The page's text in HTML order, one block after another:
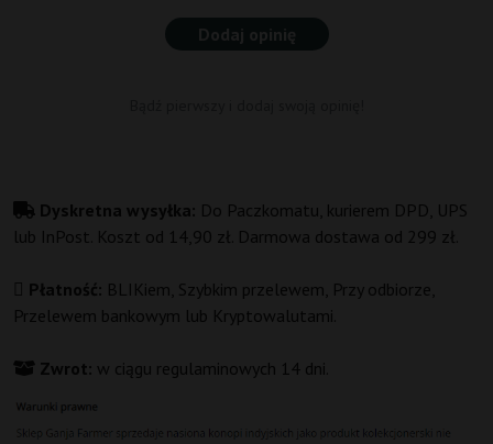
Dodaj opinię
Dyskretna wysyłka: Do Paczkomatu, kurierem DPD, UPS
lub InPost. Koszt od 14,90 zł. Darmowa dostawa od 299 zł.
Płatność: BLIKiem, Szybkim przelewem, Przy odbiorze,
Przelewem bankowym lub Kryptowalutami.
Zwrot: w ciągu regulaminowych 14 dni.